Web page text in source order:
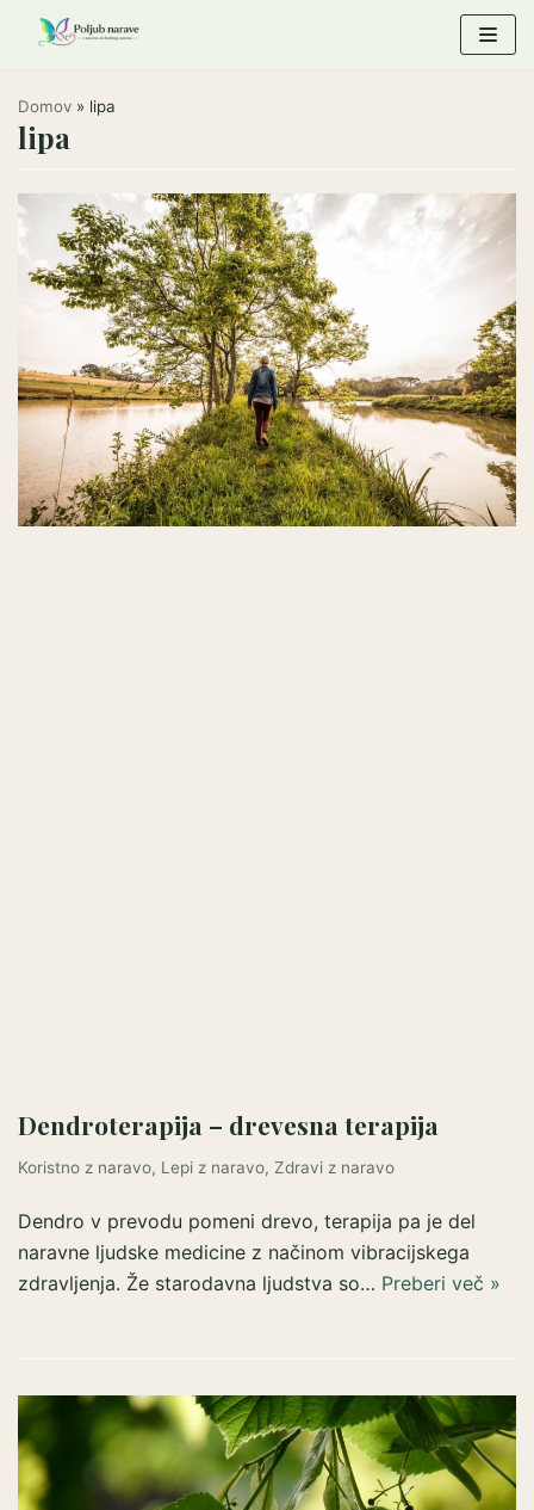
Skoči
Domov » lipa
lipa
Dendroterapija – drevesna terapija
Koristno z naravo, Lepi z naravo, Zdravi z naravo
Dendro v prevodu pomeni drevo, terapija pa je del
naravne ljudske medicine z načinom vibracijskega
zdravljenja. Že starodavna ljudstva so… Preberi več »